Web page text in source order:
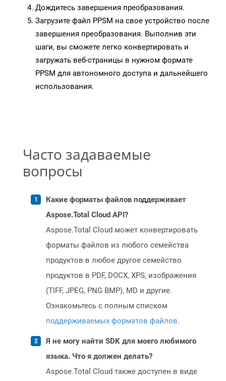
Дождитесь завершения преобразования.
Загрузите файл PPSM на свое устройство после
завершения преобразования. Выполнив эти
шаги, вы сможете легко конвертировать и
загружать веб-страницы в нужном формате
PPSM для автономного доступа и дальнейшего
использования.
Часто задаваемые
вопросы
Какие форматы файлов поддерживает
Aspose.Total Cloud API?
Aspose.Total Cloud может конвертировать
форматы файлов из любого семейства
продуктов в любое другое семейство
продуктов в PDF, DOCX, XPS, изображения
(TIFF, JPEG, PNG BMP), MD и другие.
Ознакомьтесь с полным списком
поддерживаемых форматов файлов.
Я не могу найти SDK для моего любимого
языка. Что я должен делать?
Aspose.Total Cloud также доступен в виде